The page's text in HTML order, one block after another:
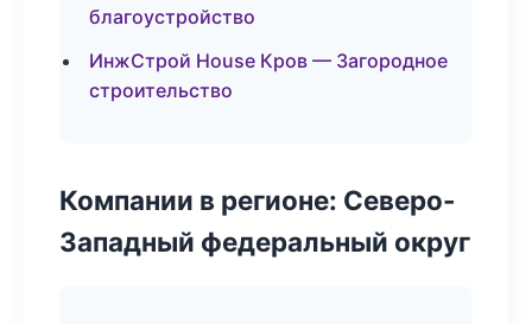
благоустройство
ИнжСтрой House Кров — Загородное
строительство
Компании в регионе: Северо-
Западный федеральный округ